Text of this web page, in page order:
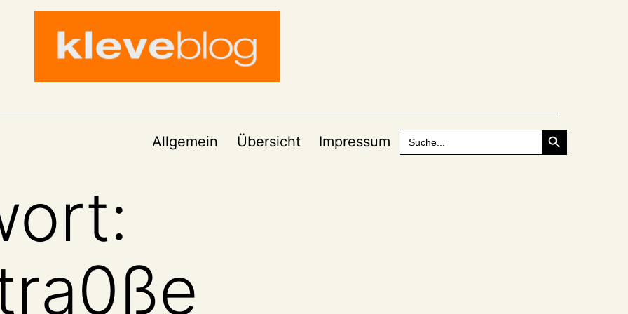
Allgemein Übersicht Impressum
Search
for:
Search Button